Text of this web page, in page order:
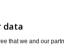
6
that we and our